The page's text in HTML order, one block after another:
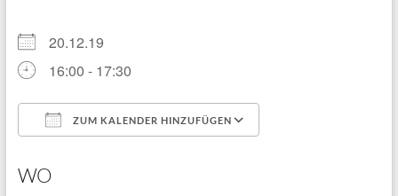
20.12.19
16:00 - 17:30
ZUM KALENDER HINZUFÜGEN
WO